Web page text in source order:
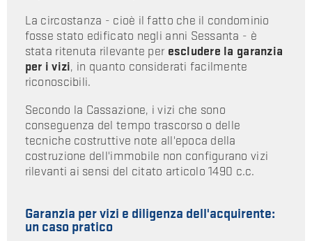
La circostanza - cioè il fatto che il condominio
fosse stato edificato negli anni Sessanta - è
stata ritenuta rilevante per escludere la garanzia
per i vizi, in quanto considerati facilmente
riconoscibili.
Secondo la Cassazione, i vizi che sono
conseguenza del tempo trascorso o delle
tecniche costruttive note all'epoca della
costruzione dell'immobile non configurano vizi
rilevanti ai sensi del citato articolo 1490 c.c.
Garanzia per vizi e diligenza dell'acquirente:
un caso pratico